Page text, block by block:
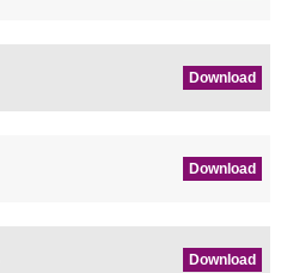
Download
Download
Download